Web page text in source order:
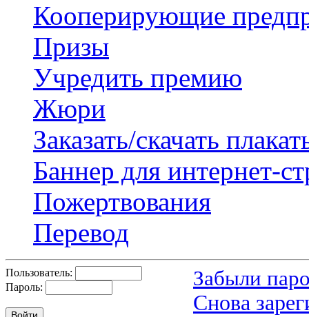
Кооперирующие
Призы
Учредить премию
Жюри
Заказать/скачать
Баннер для интернет-
Пожертвования
Перевод
Пользователь:
Пароль:
Забыли
Снова